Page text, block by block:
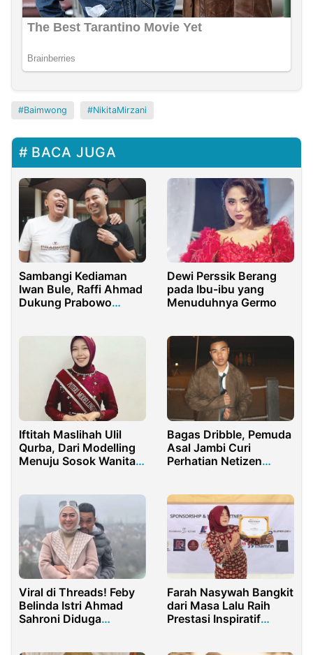
Baimwong NikitaMirzani
BACA JUGA
Sambangi Kediaman
Iwan Bule, Raffi Ahmad
Dukung Prabowo
Dewi Perssik Berang
pada Ibu-ibu yang
Menuduhnya Germo
Iftitah Maslihah Ulil
Qurba, Dari Modelling
Menuju Sosok Wanita
Bagas Dribble, Pemuda
Asal Jambi Curi
Perhatian Netizen
Viral di Threads! Feby
Belinda Istri Ahmad
Sahroni Diduga
Farah Nasywah Bangkit
dari Masa Lalu Raih
Prestasi Inspiratif